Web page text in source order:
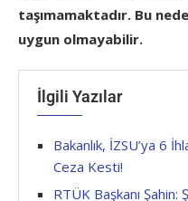
taşımamaktadır. Bu
uygun olmayabilir.
İlgili Yazılar
Bakanlık, İZSU’ya 6
Ceza Kesti!
RTÜK Başkanı